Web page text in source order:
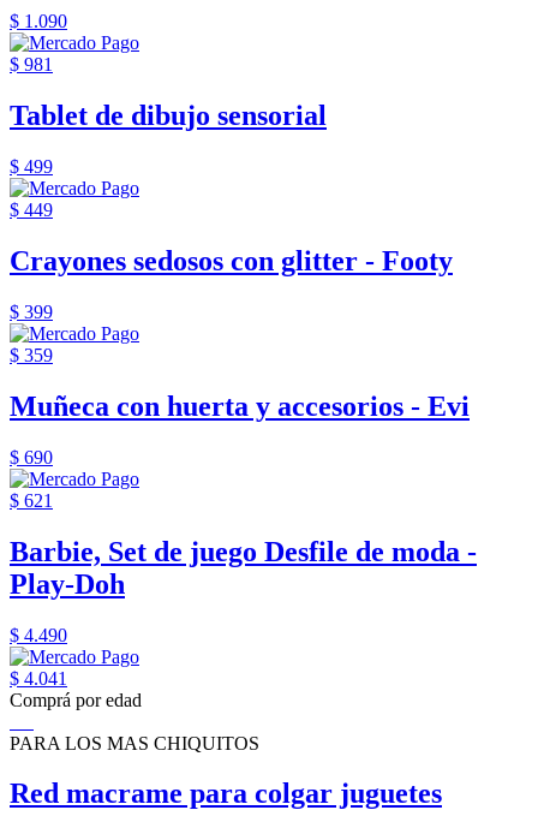
$ 1.090
$ 981
Tablet de dibujo sensorial
$ 499
$ 449
Crayones sedosos con glitter - Footy
$ 399
$ 359
Muñeca con huerta y accesorios - Evi
$ 690
$ 621
Barbie, Set de juego Desfile de moda -
Play-Doh
$ 4.490
$ 4.041
Comprá por edad
PARA LOS MAS CHIQUITOS
Red macrame para colgar juguetes